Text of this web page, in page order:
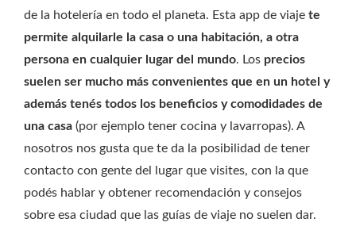
de la hotelería en todo el planeta. Esta app de viaje te
permite alquilarle la casa o una habitación, a otra
persona en cualquier lugar del mundo. Los precios
suelen ser mucho más convenientes que en un hotel y
además tenés todos los beneficios y comodidades de
una casa (por ejemplo tener cocina y lavarropas). A
nosotros nos gusta que te da la posibilidad de tener
contacto con gente del lugar que visites, con la que
podés hablar y obtener recomendación y consejos
sobre esa ciudad que las guías de viaje no suelen dar.